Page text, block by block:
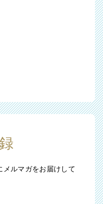
メルマガをお届けして